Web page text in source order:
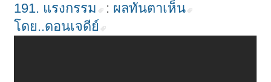
191. แรงกรรม : ผลทันตาเห็น
โดย..ดอนเจดีย์